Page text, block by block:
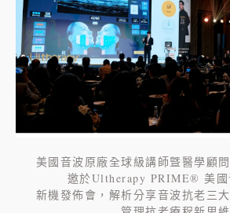
美國音波原廠全球級講師曁醫學顧
邀於Ultherapy PRIME® 美國
新機發佈會，解析分享音波抗老三